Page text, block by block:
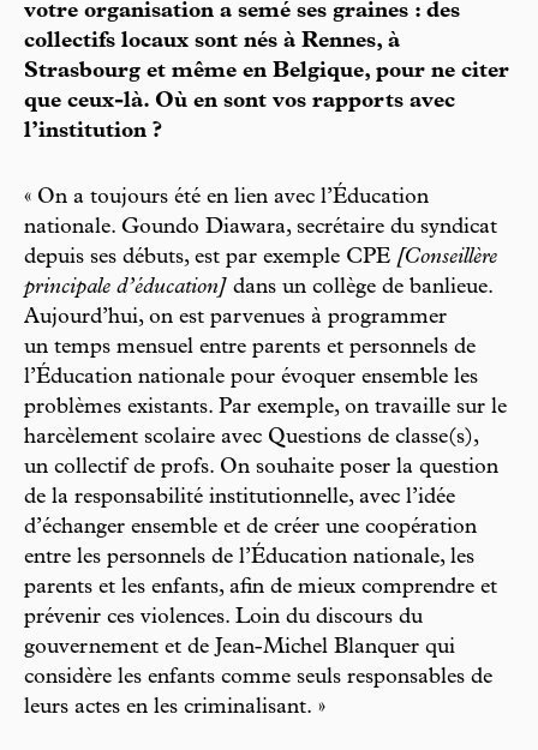
votre organisation a semé ses graines : des
collectifs locaux sont nés à Rennes, à
Strasbourg et même en Belgique, pour ne citer
que ceux-là. Où en sont vos rapports avec
l’institution ?
« On a toujours été en lien avec l’Éducation
nationale. Goundo Diawara, secrétaire du syndicat
depuis ses débuts, est par exemple CPE [Conseillère
principale d’éducation] dans un collège de banlieue.
Aujourd’hui, on est parvenues à programmer
un temps mensuel entre parents et personnels de
l’Éducation nationale pour évoquer ensemble les
problèmes existants. Par exemple, on travaille sur le
harcèlement scolaire avec Questions de classe(s),
un collectif de profs. On souhaite poser la question
de la responsabilité institutionnelle, avec l’idée
d’échanger ensemble et de créer une coopération
entre les personnels de l’Éducation nationale, les
parents et les enfants, afin de mieux comprendre et
prévenir ces violences. Loin du discours du
gouvernement et de Jean-Michel Blanquer qui
considère les enfants comme seuls responsables de
leurs actes en les criminalisant. »